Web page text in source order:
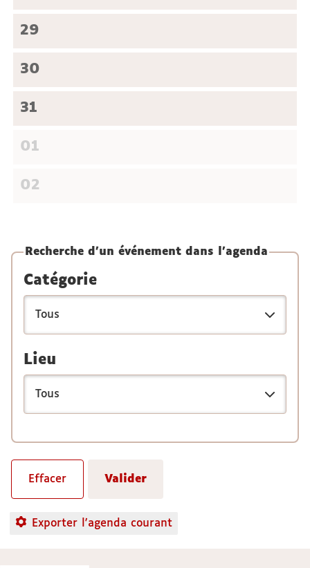
29
30
31
01
02
Recherche d'un événement dans l'agenda
Catégorie
Lieu
Exporter l'agenda courant